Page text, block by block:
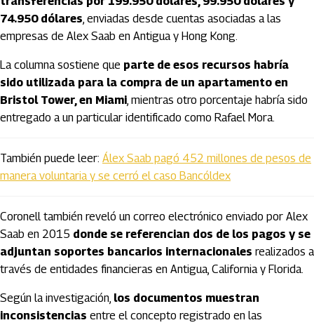
74.950 dólares, enviadas desde cuentas asociadas a las
empresas de Alex Saab en Antigua y Hong Kong.
La columna sostiene que parte de esos recursos habría
sido utilizada para la compra de un apartamento en
Bristol Tower, en Miami, mientras otro porcentaje habría sido
entregado a un particular identificado como Rafael Mora.
También puede leer: Álex Saab pagó 452 millones de pesos de
manera voluntaria y se cerró el caso Bancóldex
Coronell también reveló un correo electrónico enviado por Alex
Saab en 2015 donde se referencian dos de los pagos y se
adjuntan soportes bancarios internacionales realizados a
través de entidades financieras en Antigua, California y Florida.
Según la investigación, los documentos muestran
inconsistencias entre el concepto registrado en las